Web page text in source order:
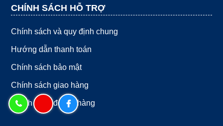
CHÍNH SÁCH HỖ TRỢ
Chính sách và quy định chung
Hướng dẫn thanh toán
Chính sách bảo mật
Chính sách giao hàng
Chính sách đổi trả hàng